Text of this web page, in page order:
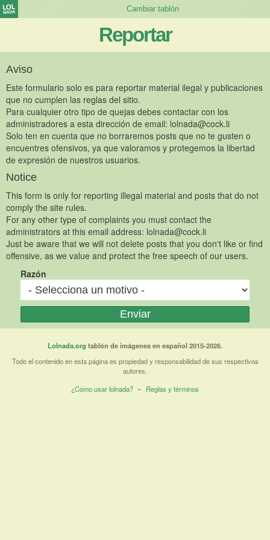
Reportar
Aviso
Este formulario solo es para reportar material ilegal y publicaciones
que no cumplen las reglas del sitio.
Para cualquier otro tipo de quejas debes contactar con los
administradores a esta dirección de email: lolnada@cock.li
Solo ten en cuenta que no borraremos posts que no te gusten o
encuentres ofensivos, ya que valoramos y protegemos la libertad
de expresión de nuestros usuarios.
Notice
This form is only for reporting illegal material and posts that do not
comply the site rules.
For any other type of complaints you must contact the
administrators at this email address: lolnada@cock.li
Just be aware that we will not delete posts that you don't like or find
offensive, as we value and protect the free speech of our users.
Razón
Lolnada.org tablón de imágenes en español 2015-2026.
Todo el contenido en esta página es propiedad y responsabilidad de sus respectivos
autores.
¿Cómo usar lolnada? ~ Reglas y términos